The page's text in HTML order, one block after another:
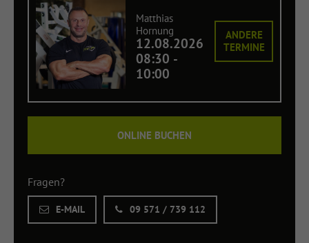
Matthias
Hornung
12.08.2026
08:30 -
10:00
ANDERE
TERMINE
ONLINE BUCHEN
Fragen?
E-MAIL 09 571 / 739 112